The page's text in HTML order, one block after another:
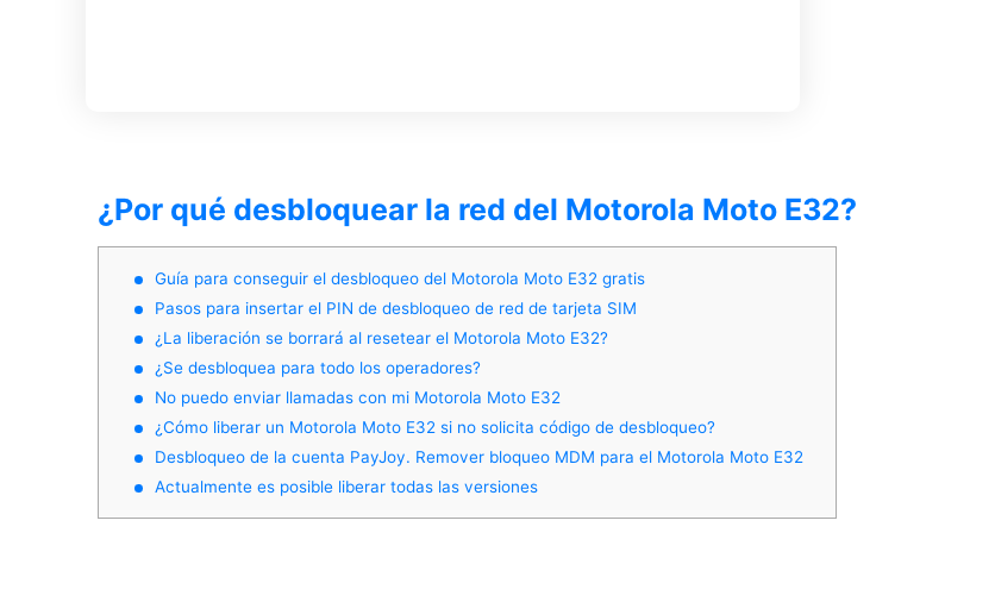
¿Por qué desbloquear la red del Motorola Moto E32?
Guía para conseguir el desbloqueo del Motorola Moto E32 gratis
Pasos para insertar el PIN de desbloqueo de red de tarjeta SIM
¿La liberación se borrará al resetear el Motorola Moto E32?
¿Se desbloquea para todo los operadores?
No puedo enviar llamadas con mi Motorola Moto E32
¿Cómo liberar un Motorola Moto E32 si no solicita código de desbloqueo?
Desbloqueo de la cuenta PayJoy. Remover bloqueo MDM para el Motorola Moto E32
Actualmente es posible liberar todas las versiones